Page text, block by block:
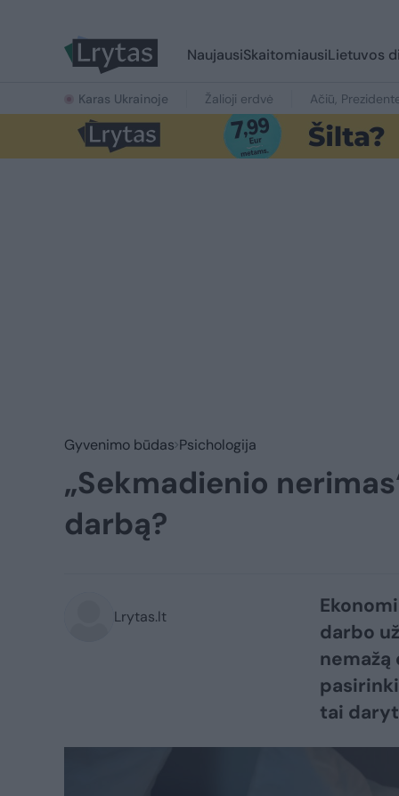
NaujausiSkaitomiausiLietuvos
Karas Ukrainoje Žalioji erdvė Ačiū,
Gyvenimo būdas Psichologija
„Sekmadienio
darbą?
Lrytas.lt
darbo
tai